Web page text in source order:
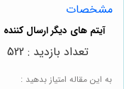
مشخصات
به این مقاله امتیاز بدهید :
تعداد بازدید : 522